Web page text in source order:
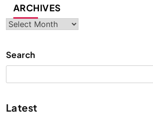
ARCHIVES
Archives
Search
Latest